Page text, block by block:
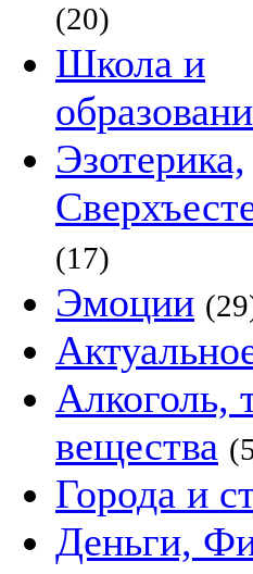
(20)
Школа и
Эзотерика,
(17)
Эмоции
Алкоголь,
вещества
Города и
Деньги,